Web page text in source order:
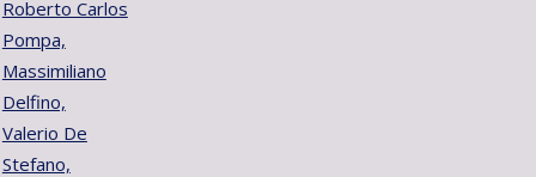
Roberto Carlos
Pompa,
Massimiliano
Delfino,
Valerio De
Stefano,